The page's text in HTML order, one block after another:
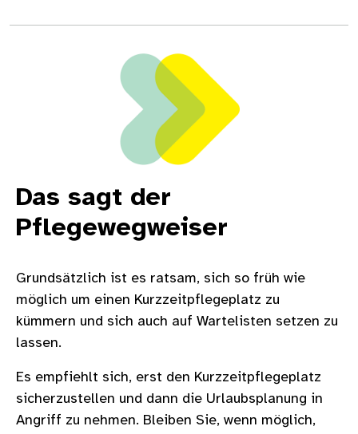
Das sagt der
Pflegewegweiser
Grundsätzlich ist es ratsam, sich so früh wie
möglich um einen Kurzzeitpflegeplatz zu
kümmern und sich auch auf Wartelisten setzen zu
lassen.
Es empfiehlt sich, erst den Kurzzeitpflegeplatz
sicherzustellen und dann die Urlaubsplanung in
Angriff zu nehmen. Bleiben Sie, wenn möglich,